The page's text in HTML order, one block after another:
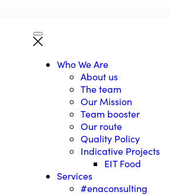
Who We Are
About us
The team
Our Mission
Team booster
Our route
Quality Policy
Indicative Projects
EIT Food
Services
#enaconsulting